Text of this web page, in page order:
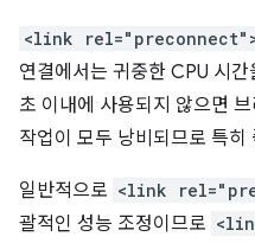
<link
연결에서는 귀중한 CPU 시
초 이내에 사용되지 않으면
작업이 모두 낭비되므로 특히
일반적으로 <link
괄적인 성능 조정이므로